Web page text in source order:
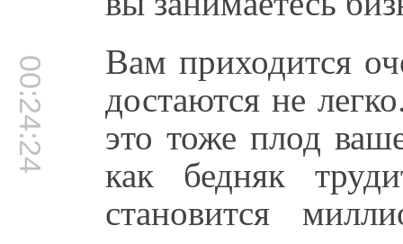
00:24:24 Вам приходится
достаются не
это тоже плод
как бедняк
становится